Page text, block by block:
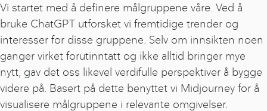
Vi startet med å definere målgruppene våre. Ved å
bruke ChatGPT utforsket vi fremtidige trender og
interesser for disse gruppene. Selv om innsikten noen
ganger virket forutinntatt og ikke alltid bringer mye
nytt, gav det oss likevel verdifulle perspektiver å bygge
videre på. Basert på dette benyttet vi Midjourney for å
visualisere målgruppene i relevante omgivelser.